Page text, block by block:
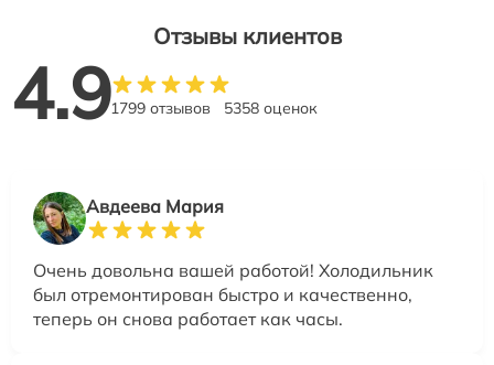
Отзывы клиентов
4.91799 отзывов 5358 оценок
Авдеева Мария
Очень довольна вашей работой! Холодильник
был отремонтирован быстро и качественно,
теперь он снова работает как часы.